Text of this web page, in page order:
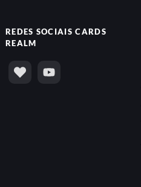
REDES SOCIAISCARDS
REALM